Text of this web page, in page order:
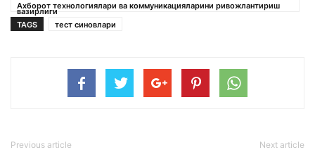
Ахборот технологиялари ва коммуникацияларини ривожлантириш
вазирлиги
TAGS
тест синовлари
Previous article Next article